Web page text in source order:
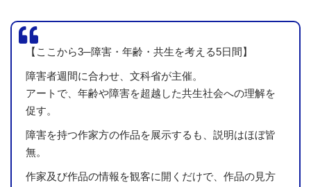
【ここから3─障害・年齢・共生を考える5日間】
障害者週間に合わせ、文科省が主催。
アートで、年齢や障害を超越した共生社会への理解を
促す。
障害を持つ作家方の作品を展示するも、説明はほぼ皆
無。
作家及び作品の情報を観客に開くだけで、作品の見方